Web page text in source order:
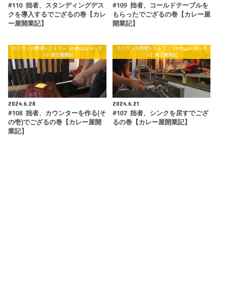
#110 拙者、スタンディングデス
クを導入するでござるの巻【カレ
ー屋開業記】
#109 拙者、コールドテーブルを
もらったでござるの巻【カレー屋
開業記】
スリランカ料理レストラン《かれはんキッチ
ン》独立開業記
2024.6.28
#108 拙者、カウンターを作る(そ
の壱)でござるの巻【カレー屋開
業記】
スリランカ料理レストラン《かれはんキッチ
ン》独立開業記
2024.6.21
#107 拙者、シンクを戻すでござ
るの巻【カレー屋開業記】